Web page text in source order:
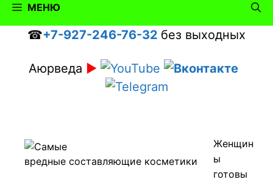
МЕНЮ
☎+7-927-246-76-32 без выходных
Аюрведа ►
Женщин
ы
готовы